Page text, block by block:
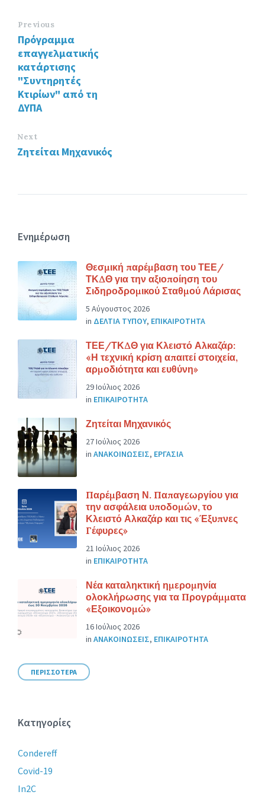
o
o
k
n
Previous
Πρόγραμμα
επαγγελματικής
κατάρτισης
"Συντηρητές
Κτιρίων" από τη
ΔΥΠΑ
Next
Ζητείται Μηχανικός
Ενημέρωση
Θεσμική παρέμβαση του ΤΕΕ/
ΤΚΔΘ για την αξιοποίηση του
Σιδηροδρομικού Σταθμού Λάρισας
5 Αύγουστος 2026
in ΔΕΛΤΙΑ ΤΥΠΟΥ, ΕΠΙΚΑΙΡΟΤΗΤΑ
ΤΕΕ/ΤΚΔΘ για Κλειστό Αλκαζάρ:
«Η τεχνική κρίση απαιτεί στοιχεία,
αρμοδιότητα και ευθύνη»
29 Ιούλιος 2026
in ΕΠΙΚΑΙΡΟΤΗΤΑ
Ζητείται Μηχανικός
27 Ιούλιος 2026
in ΑΝΑΚΟΙΝΩΣΕΙΣ, ΕΡΓΑΣΙΑ
Παρέμβαση Ν. Παπαγεωργίου για
την ασφάλεια υποδομών, το
Κλειστό Αλκαζάρ και τις «Έξυπνες
Γέφυρες»
21 Ιούλιος 2026
in ΕΠΙΚΑΙΡΟΤΗΤΑ
Νέα καταληκτική ημερομηνία
ολοκλήρωσης για τα Προγράμματα
«Εξοικονομώ»
16 Ιούλιος 2026
in ΑΝΑΚΟΙΝΩΣΕΙΣ, ΕΠΙΚΑΙΡΟΤΗΤΑ
ΠΕΡΙΣΣΟΤΕΡΑ
Κατηγορίες
Condereff
Covid-19
In2C